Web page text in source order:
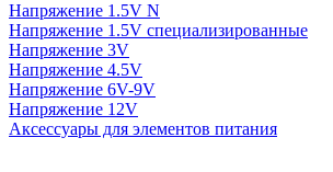
Напряжение 1.5V N
Напряжение 1.5V специализированные
Напряжение 3V
Напряжение 4.5V
Напряжение 6V-9V
Напряжение 12V
Аксессуары для элементов питания